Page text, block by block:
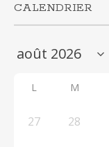
CALENDRIER
L M
27 28